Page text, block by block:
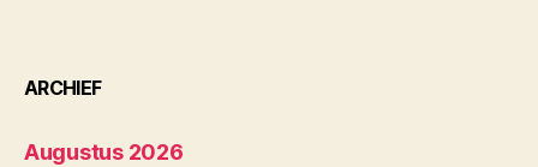
ARCHIEF
Augustus 2026